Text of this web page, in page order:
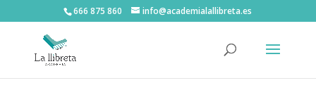
666 875 860 info@academialallibreta.es